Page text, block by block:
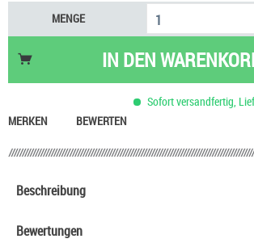
Elf Bar ELFA MASTER Prefilled Pod Akkustick
Elf Bar ELFA Turbo Refillable Pod Kit
Himbeer Cassis Nikotinsalz Liquid Wanted
MENGE
IN DEN
Sofort versandfertig,
MERKEN
BEWERTEN
Beschreibung
Bewertungen